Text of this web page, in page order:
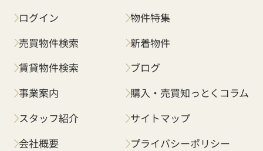
ログイン
売買物件検索
賃貸物件検索
事業案内
スタッフ紹介
会社概要
物件特集
新着物件
ブログ
購入・売買知っとくコラム
サイトマップ
プライバシーポリシー